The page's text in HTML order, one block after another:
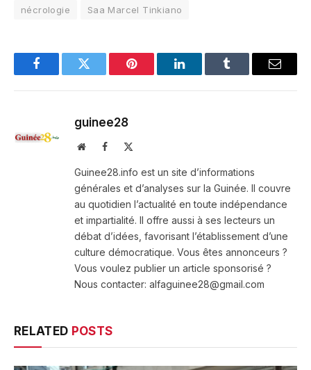
nécrologie Saa Marcel Tinkiano
FacebookTwitter Pinterest LinkedInTumblr Email
guinee28
WebsiteFacebook
Guinee28.info est un site d’informations
générales et d’analyses sur la Guinée. Il couvre
au quotidien l’actualité en toute indépendance
et impartialité. Il offre aussi à ses lecteurs un
débat d’idées, favorisant l’établissement d’une
culture démocratique. Vous êtes annonceurs ?
Vous voulez publier un article sponsorisé ?
Nous contacter: alfaguinee28@gmail.com
RELATED POSTS